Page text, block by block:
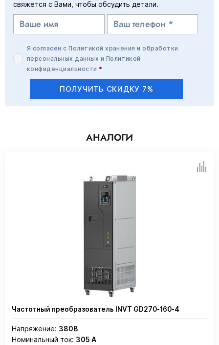
свяжется с Вами, чтобы обсудить детали.
Я согласен сПолитикой хранения и обработки
персональных данных и Политикой
конфиденциальности *
ПОЛУЧИТЬ СКИДКУ 7%
АНАЛОГИ
Частотный преобразователь INVT GD270-160-4
Напряжение: 380В
Номинальный ток: 305 А